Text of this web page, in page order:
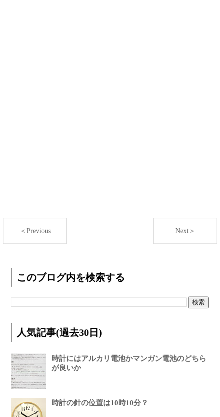
＜Previous Next＞
このブログ内を検索する
人気記事(過去30日)
時計にはアルカリ電池かマンガン電池のどちら
が良いか
時計の針の位置は10時10分？